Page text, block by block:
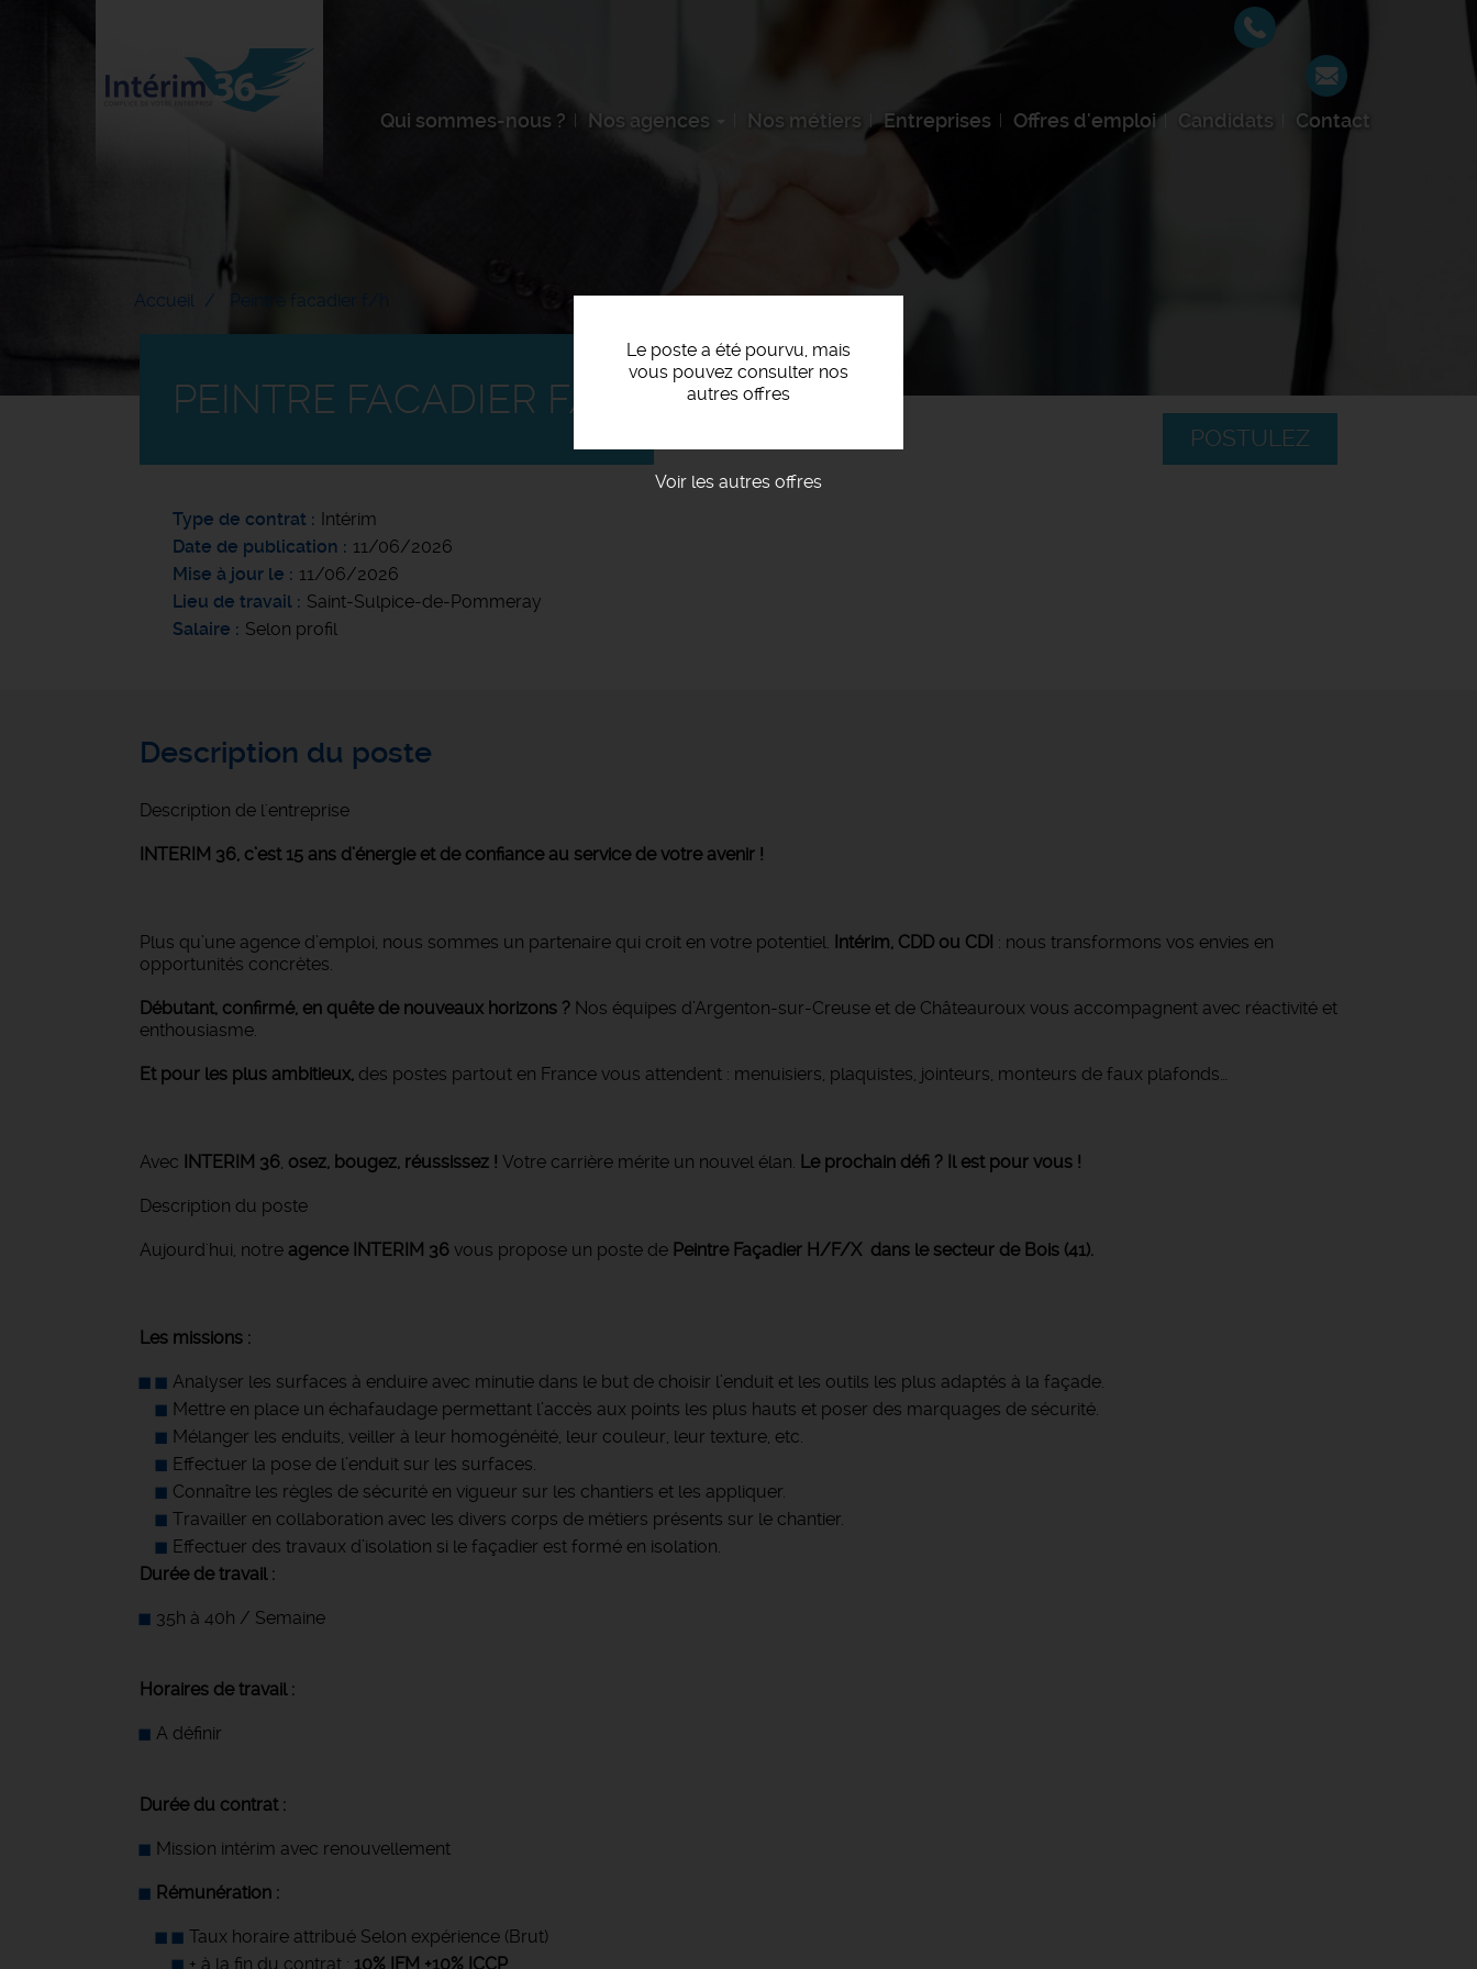
Qui sommes-nous ? Nos agences Nos métiers Entreprises Offres d'emploi Candidats Contact
Accueil Peintre facadier f/h
Le poste a été pourvu, mais
vous pouvez consulter nos
autres offres
Voir les autres offres
POSTULEZ
PEINTRE FACADIER F/H
Type de contrat
Intérim
Date de publication
11/06/2026
Mise à jour le
11/06/2026
Lieu de travail
Saint-Sulpice-de-Pommeray
Salaire
Selon profil
Description du poste
Description de l'entreprise
INTERIM 36, c’est 15 ans d’énergie et de confiance au service de votre avenir !
Plus qu’une agence d’emploi, nous sommes un partenaire qui croit en votre potentiel. Intérim, CDD ou CDI : nous transformons vos envies en
opportunités concrètes.
Débutant, confirmé, en quête de nouveaux horizons ? Nos équipes d’Argenton-sur-Creuse et de Châteauroux vous accompagnent avec réactivité et
enthousiasme.
Et pour les plus ambitieux, des postes partout en France vous attendent : menuisiers, plaquistes, jointeurs, monteurs de faux plafonds…
Avec INTERIM 36, osez, bougez, réussissez ! Votre carrière mérite un nouvel élan. Le prochain défi ? Il est pour vous !
Description du poste
Aujourd'hui, notre agence INTERIM 36 vous propose un poste de Peintre Façadier H/F/X dans le secteur de Bois (41).
Les missions :
Analyser les surfaces à enduire avec minutie dans le but de choisir l’enduit et les outils les plus adaptés à la façade.
Mettre en place un échafaudage permettant l’accès aux points les plus hauts et poser des marquages de sécurité.
Mélanger les enduits, veiller à leur homogénéité, leur couleur, leur texture, etc.
Effectuer la pose de l’enduit sur les surfaces.
Connaître les règles de sécurité en vigueur sur les chantiers et les appliquer.
Travailler en collaboration avec les divers corps de métiers présents sur le chantier.
Effectuer des travaux d’isolation si le façadier est formé en isolation.
Durée de travail :
35h à 40h / Semaine
Horaires de travail :
A définir
Durée du contrat :
Mission intérim avec renouvellement
Rémunération :
Taux horaire attribué Selon expérience (Brut)
+ à la fin du contrat : 10% IFM +10% ICCP